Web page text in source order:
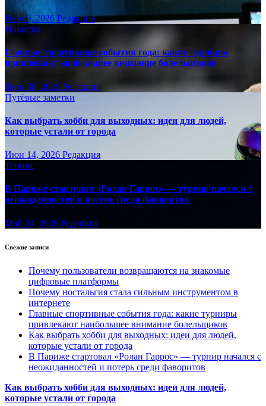
Июл 9, 2026 Редакция
Новости
Главные спортивные события года: какие турниры
привлекают наибольшее внимание болельщиков
Июн 30, 2026 Редакция
Путёвые заметки
Как выбрать хобби для выходных: идеи для людей,
которые устали от города
Июн 14, 2026 Редакция
Теннис
В Париже стартовал «Ролан Гаррос» — турнир начался с
неожиданностей и потерь среди фаворитов
Май 24, 2026 Редакция
Свежие записи
Почему пользователи возвращаются на знакомые
цифровые платформы
Почему ностальгия стала сильным инструментом в
интернете
Главные спортивные события года: какие турниры
привлекают наибольшее внимание болельщиков
Как выбрать хобби для выходных: идеи для людей,
которые устали от города
В Париже стартовал «Ролан Гаррос» — турнир начался с
неожиданностей и потерь среди фаворитов
Как выбрать хобби для выходных: идеи для людей,
которые устали от города